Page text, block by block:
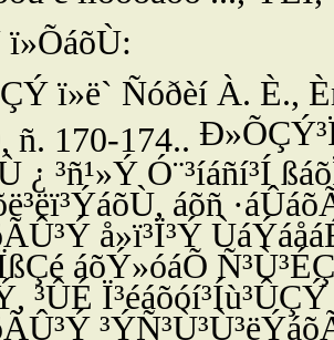
ï»ë` Ñóðèí À. È.,
ñ. 170-174..
¿ ³ñ¹»Ý Ó¨³íáñí³Í
áõñ
å»ï³Ï³Ý
áõÝ»óáÕ
³ÛÉ